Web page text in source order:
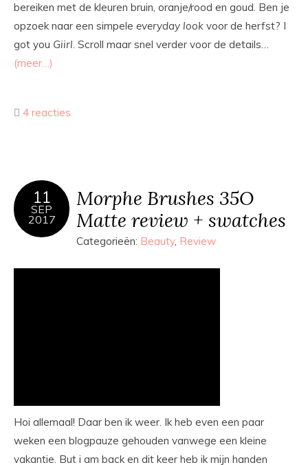
bereiken met de kleuren bruin, oranje/rood en goud. Ben je
opzoek naar een simpele everyday look voor de herfst? I
got you Giirl. Scroll maar snel verder voor de details…
(meer…)
4 reacties
11
SEP
2017
Morphe Brushes 35O
Matte review + swatches
Categorieën: Beauty, Review
Hoi allemaal! Daar ben ik weer. Ik heb even een paar
weken een blogpauze gehouden vanwege een kleine
vakantie. But i am back en dit keer heb ik mijn handen